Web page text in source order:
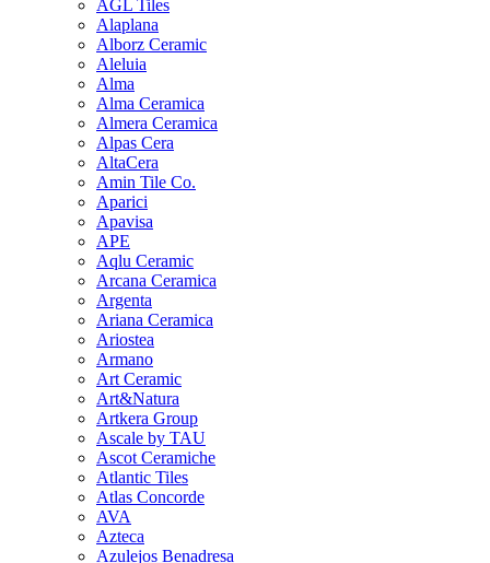
AGL Tiles
Alaplana
Alborz Ceramic
Aleluia
Alma
Alma Ceramica
Almera Ceramica
Alpas Cera
AltaCera
Amin Tile Co.
Aparici
Apavisa
APE
Aqlu Ceramic
Arcana Ceramica
Argenta
Ariana Ceramica
Ariostea
Armano
Art Ceramic
Art&Natura
Artkera Group
Ascale by TAU
Ascot Ceramiche
Atlantic Tiles
Atlas Concorde
AVA
Azteca
Azulejos Benadresa